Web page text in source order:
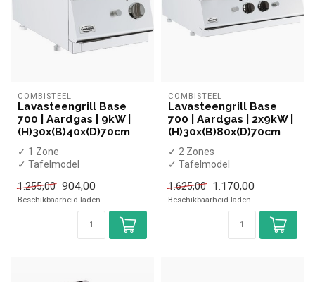
COMBISTEEL
Lavasteengrill Base
700 | Aardgas | 9kW |
(H)30x(B)40x(D)70cm
✓ 1 Zone
✓ Tafelmodel
✓ Gas
1.255,00 904,00
Beschikbaarheid laden..
COMBISTEEL
Lavasteengrill Base
700 | Aardgas | 2x9kW |
(H)30x(B)80x(D)70cm
✓ 2 Zones
✓ Tafelmodel
✓ Gas
1.625,00 1.170,00
Beschikbaarheid laden..